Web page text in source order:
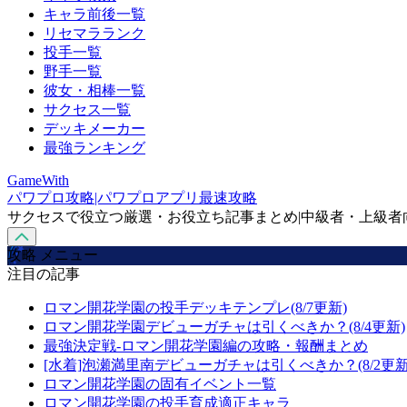
キャラ前後一覧
リセマラランク
投手一覧
野手一覧
彼女・相棒一覧
サクセス一覧
デッキメーカー
最強ランキング
GameWith
パワプロ攻略|パワプロアプリ最速攻略
サクセスで役立つ厳選・お役立ち記事まとめ|中級者・上級者
攻略 メニュー
注目の記事
ロマン開花学園の投手デッキテンプレ(8/7更新)
ロマン開花学園デビューガチャは引くべきか？(8/4更新)
最強決定戦-ロマン開花学園編の攻略・報酬まとめ
[水着]泡瀬満里南デビューガチャは引くべきか？(8/2更
ロマン開花学園の固有イベント一覧
ロマン開花学園の投手育成適正キャラ